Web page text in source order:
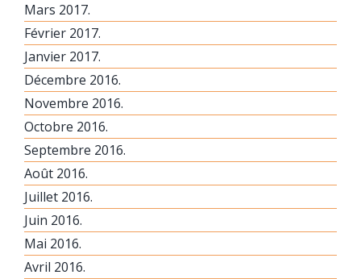
Mars 2017.
Février 2017.
Janvier 2017.
Décembre 2016.
Novembre 2016.
Octobre 2016.
Septembre 2016.
Août 2016.
Juillet 2016.
Juin 2016.
Mai 2016.
Avril 2016.